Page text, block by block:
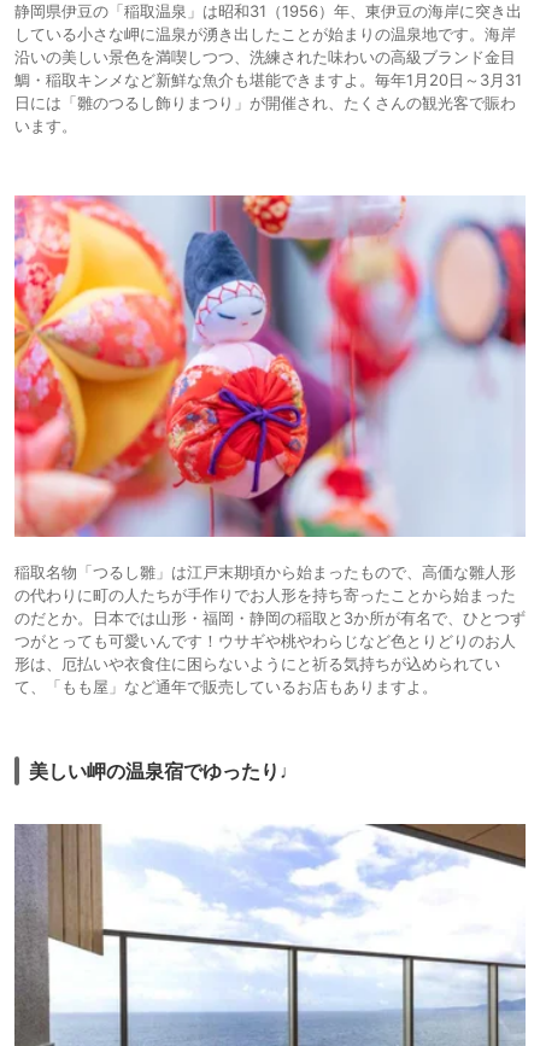
静岡県伊豆の「稲取温泉」は昭和31（1956）年、東伊豆の海岸に突き出
している小さな岬に温泉が湧き出したことが始まりの温泉地です。海岸
沿いの美しい景色を満喫しつつ、洗練された味わいの高級ブランド金目
鯛・稲取キンメなど新鮮な魚介も堪能できますよ。毎年1月20日～3月31
日には「雛のつるし飾りまつり」が開催され、たくさんの観光客で賑わ
います。
稲取名物「つるし雛」は江戸末期頃から始まったもので、高価な雛人形
の代わりに町の人たちが手作りでお人形を持ち寄ったことから始まった
のだとか。日本では山形・福岡・静岡の稲取と3か所が有名で、ひとつず
つがとっても可愛いんです！ウサギや桃やわらじなど色とりどりのお人
形は、厄払いや衣食住に困らないようにと祈る気持ちが込められてい
て、「もも屋」など通年で販売しているお店もありますよ。
美しい岬の温泉宿でゆったり♩